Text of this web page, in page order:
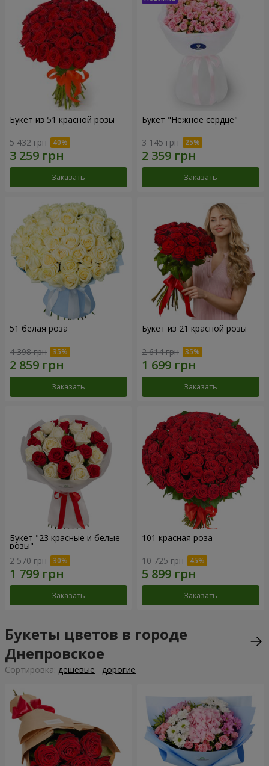
Букет из 51 красной розы
5 432 грн
Заказать
Букет "Нежное сердце"
3 145 грн
Заказать
51 белая роза
4 398 грн
Заказать
Букет из 21 красной розы
2 614 грн
Заказать
Букет "23 красные и белые
розы"
2 570 грн
Заказать
101 красная роза
10 725 грн
Заказать
Букеты цветов в городе
Днепровское
Cортировка: дешевые дорогие